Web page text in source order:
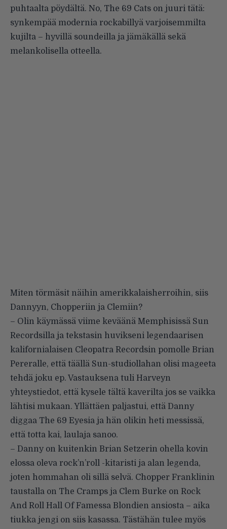
puhtaalta pöydältä. No, The 69 Cats on juuri tätä:
synkempää modernia rockabillyä varjoisemmilta
kujilta – hyvillä soundeilla ja jämäkällä sekä
melankolisella otteella.
Miten törmäsit näihin amerikkalaisherroihin, siis
Dannyyn, Chopperiin ja Clemiin?
– Olin käymässä viime keväänä Memphisissä Sun
Recordsilla ja tekstasin huvikseni legendaarisen
kalifornialaisen Cleopatra Recordsin pomolle Brian
Pereralle, että täällä Sun-studiollahan olisi mageeta
tehdä joku ep. Vastauksena tuli Harveyn
yhteystiedot, että kysele tältä kaverilta jos se vaikka
lähtisi mukaan. Yllättäen paljastui, että Danny
diggaa The 69 Eyesia ja hän olikin heti messissä,
että totta kai, laulaja sanoo.
– Danny on kuitenkin Brian Setzerin ohella kovin
elossa oleva rock’n’roll -kitaristi ja alan legenda,
joten hommahan oli sillä selvä. Chopper Franklinin
taustalla on The Cramps ja Clem Burke on Rock
And Roll Hall Of Famessa Blondien ansiosta – aika
tiukka jengi on siis kasassa. Tästähän tulee myös